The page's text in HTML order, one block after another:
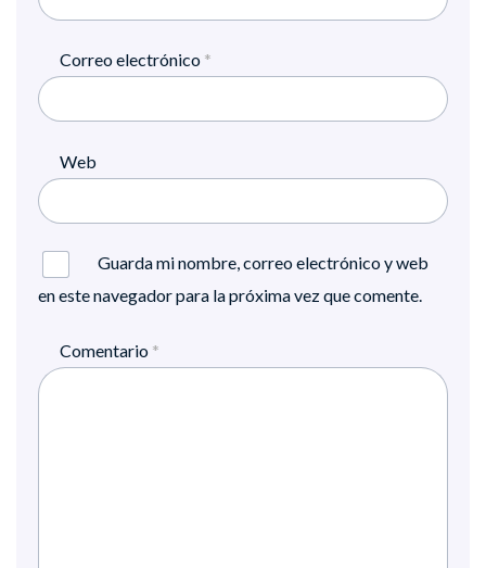
Correo electrónico *
Web
Guarda mi nombre, correo electrónico y web
en este navegador para la próxima vez que comente.
Comentario *